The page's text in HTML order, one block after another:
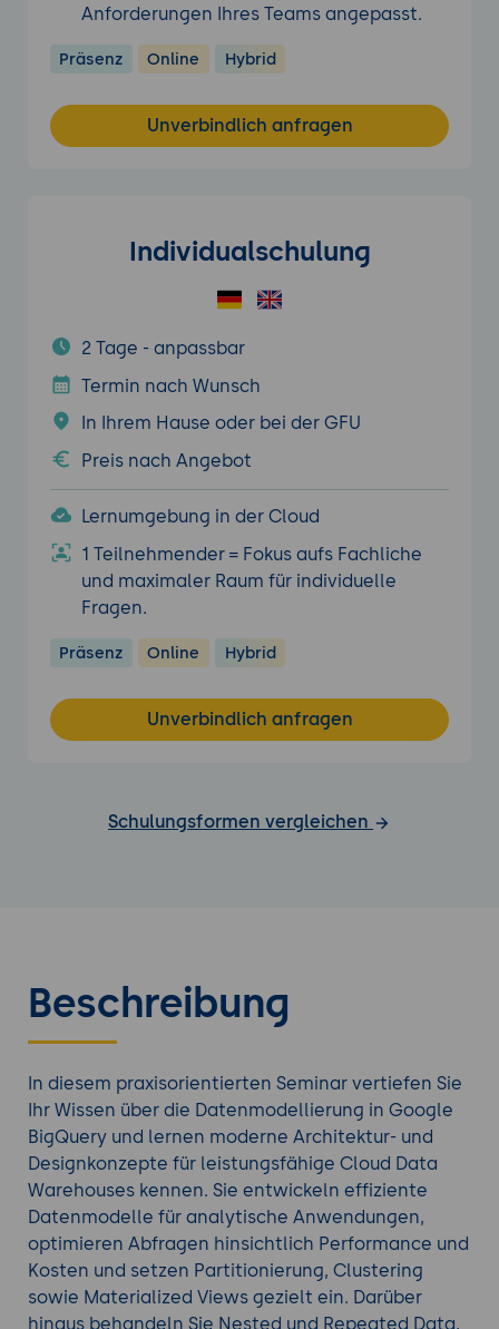
Anforderungen Ihres Teams angepasst.
Präsenz Online Hybrid
Unverbindlich anfragen
Individualschulung
2 Tage - anpassbar
Termin nach Wunsch
In Ihrem Hause oder bei der GFU
Preis nach Angebot
Lernumgebung in der Cloud
1 Teilnehmender = Fokus aufs Fachliche
und maximaler Raum für individuelle
Fragen.
Präsenz Online Hybrid
Unverbindlich anfragen
Schulungsformen vergleichen
Beschreibung
In diesem praxisorientierten Seminar vertiefen Sie
Ihr Wissen über die Datenmodellierung in Google
BigQuery und lernen moderne Architektur- und
Designkonzepte für leistungsfähige Cloud Data
Warehouses kennen. Sie entwickeln effiziente
Datenmodelle für analytische Anwendungen,
optimieren Abfragen hinsichtlich Performance und
Kosten und setzen Partitionierung, Clustering
sowie Materialized Views gezielt ein. Darüber
hinaus behandeln Sie Nested und Repeated Data,